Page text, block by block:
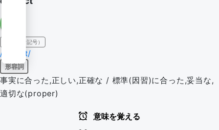
IPA（発音記号）
/kəˈrɛkt/
形容詞
事実に合った,正しい,正確な / 標準(因習)に合った,妥当な,
適切な(proper)
意味を覚える